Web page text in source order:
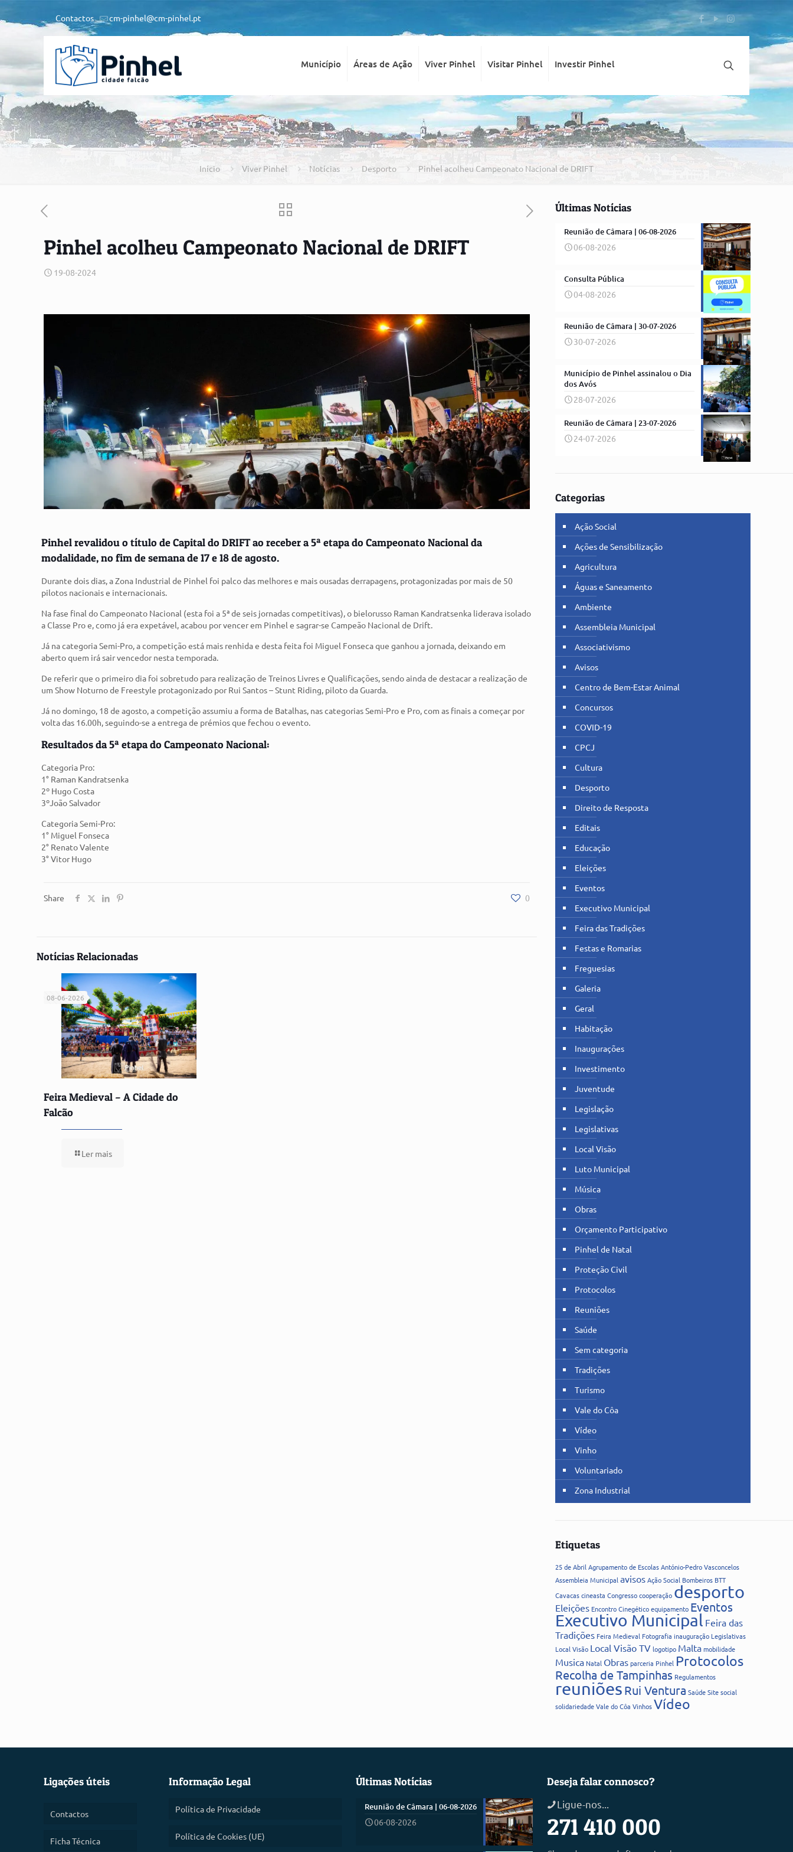
Contactos cm-pinhel@cm-pinhel.pt
Município Áreas de Ação Viver Pinhel Visitar Pinhel Investir Pinhel
Início Viver Pinhel Notícias Desporto Pinhel acolheu Campeonato Nacional de DRIFT
Pinhel acolheu Campeonato Nacional de DRIFT
19-08-2024
Pinhel revalidou o título de Capital do DRIFT ao receber a 5ª etapa do Campeonato Nacional da
modalidade, no fim de semana de 17 e 18 de agosto.
Durante dois dias, a Zona Industrial de Pinhel foi palco das melhores e mais ousadas derrapagens, protagonizadas por mais de 50
pilotos nacionais e internacionais.
Na fase final do Campeonato Nacional (esta foi a 5ª de seis jornadas competitivas), o bielorusso Raman Kandratsenka liderava isolado
a Classe Pro e, como já era expetável, acabou por vencer em Pinhel e sagrar-se Campeão Nacional de Drift.
Já na categoria Semi-Pro, a competição está mais renhida e desta feita foi Miguel Fonseca que ganhou a jornada, deixando em
aberto quem irá sair vencedor nesta temporada.
De referir que o primeiro dia foi sobretudo para realização de Treinos Livres e Qualificações, sendo ainda de destacar a realização de
um Show Noturno de Freestyle protagonizado por Rui Santos – Stunt Riding, piloto da Guarda.
Já no domingo, 18 de agosto, a competição assumiu a forma de Batalhas, nas categorias Semi-Pro e Pro, com as finais a começar por
volta das 16.00h, seguindo-se a entrega de prémios que fechou o evento.
Resultados da 5ª etapa do Campeonato Nacional:
Categoria Pro:
1° Raman Kandratsenka
2º Hugo Costa
3ºJoão Salvador
Categoria Semi-Pro:
1° Miguel Fonseca
2° Renato Valente
3° Vitor Hugo
Share 0
Notícias Relacionadas
08-06-2026
Feira Medieval – A Cidade do
Falcão
Ler mais
Últimas Notícias
Reunião de Câmara | 06-08-2026
06-08-2026
Consulta Pública
04-08-2026
Reunião de Câmara | 30-07-2026
30-07-2026
Município de Pinhel assinalou o Dia
dos Avós
28-07-2026
Reunião de Câmara | 23-07-2026
24-07-2026
Categorias
Ação Social
Ações de Sensibilização
Agricultura
Águas e Saneamento
Ambiente
Assembleia Municipal
Associativismo
Avisos
Centro de Bem-Estar Animal
Concursos
COVID-19
CPCJ
Cultura
Desporto
Direito de Resposta
Editais
Educação
Eleições
Eventos
Executivo Municipal
Feira das Tradições
Festas e Romarias
Freguesias
Galeria
Geral
Habitação
Inaugurações
Investimento
Juventude
Legislação
Legislativas
Local Visão
Luto Municipal
Música
Obras
Orçamento Participativo
Pinhel de Natal
Proteção Civil
Protocolos
Reuniões
Saúde
Sem categoria
Tradições
Turismo
Vale do Côa
Vídeo
Vinho
Voluntariado
Zona Industrial
Etiquetas
25 de Abril Agrupamento de EscolasAntónio-Pedro Vasconcelos
Assembleia Municipal avisosAção Social Bombeiros BTT
Cavacascineasta Congressocooperação desporto
Eleições Encontro Cinegéticoequipamento Eventos
Executivo Municipal Feira das
Tradições Feira Medieval Fotografia inauguração Legislativas
Local Visão Local Visão TVlogotipo Maltamobilidade
Musica Natal Obrasparceria Pinhel Protocolos
Recolha de Tampinhas Regulamentos
reuniões Rui Ventura SaúdeSitesocial
solidariedadeVale do Côa VinhosVídeo
Ligações úteis
Contactos
Ficha Técnica
Informação Legal
Política de Privacidade
Política de Cookies (UE)
Últimas Notícias
Reunião de Câmara | 06-08-2026
06-08-2026
Deseja falar connosco?
Ligue-nos...
271 410 000